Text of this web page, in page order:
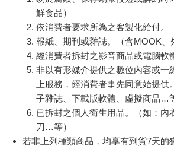
加入金石堂 LINE 官方帳號『完成綁定』
態：
提醒您！！
金石堂及銀行均不會請您操作ATM! 如接
ATM提款機，請不要聽從指示，以免受騙